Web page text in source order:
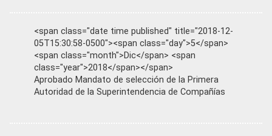
<span class="date time published" title="2018-12-
05T15:30:58-0500"><span class="day">5</span>
<span class="month">Dic</span> <span
class="year">2018</span></span>
Aprobado Mandato de selección de la Primera
Autoridad de la Superintendencia de Compañías